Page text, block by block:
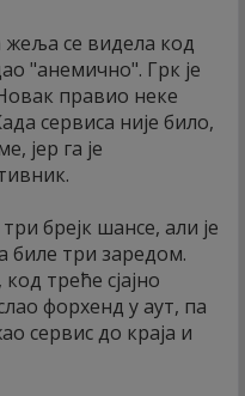
жеља се видела код
"анемично". Грк је
правио неке
сервиса није било,
јер га је
брејк шансе, али је
биле три заредом.
треће сјајно
форхенд у аут, па
сервис до краја и